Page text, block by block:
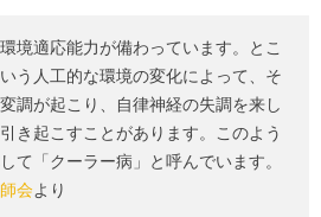
境適応能力が備わっています。とこ
う人工的な環境の変化によって、そ
調が起こり、自律神経の失調を来し
き起こすことがあります。このよう
て「クーラー病」と呼んでいます。
会より